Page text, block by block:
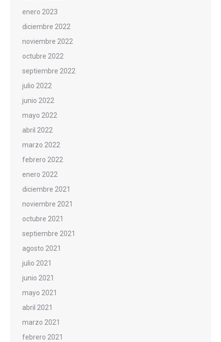
enero 2023
diciembre 2022
noviembre 2022
octubre 2022
septiembre 2022
julio 2022
junio 2022
mayo 2022
abril 2022
marzo 2022
febrero 2022
enero 2022
diciembre 2021
noviembre 2021
octubre 2021
septiembre 2021
agosto 2021
julio 2021
junio 2021
mayo 2021
abril 2021
marzo 2021
febrero 2021